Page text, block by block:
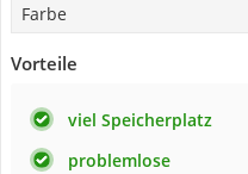
Farbe
Vorteile
viel Speicherplatz
problemlose